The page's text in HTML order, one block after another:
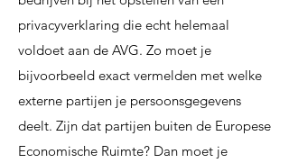
privacyverklaring die echt helemaal
voldoet aan de AVG. Zo moet je
bijvoorbeeld exact vermelden met welke
externe partijen je persoonsgegevens
deelt. Zijn dat partijen buiten de Europese
Economische Ruimte? Dan moet je